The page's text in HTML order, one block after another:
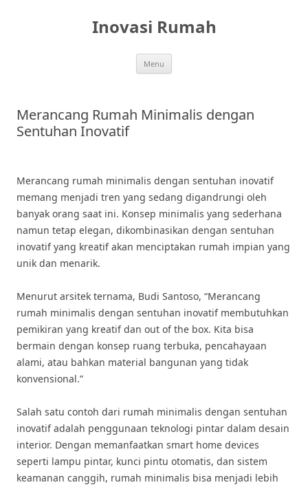
Inovasi Rumah
Menu
Merancang Rumah Minimalis dengan
Sentuhan Inovatif
Merancang rumah minimalis dengan sentuhan inovatif
memang menjadi tren yang sedang digandrungi oleh
banyak orang saat ini. Konsep minimalis yang sederhana
namun tetap elegan, dikombinasikan dengan sentuhan
inovatif yang kreatif akan menciptakan rumah impian yang
unik dan menarik.
Menurut arsitek ternama, Budi Santoso, “Merancang
rumah minimalis dengan sentuhan inovatif membutuhkan
pemikiran yang kreatif dan out of the box. Kita bisa
bermain dengan konsep ruang terbuka, pencahayaan
alami, atau bahkan material bangunan yang tidak
konvensional.”
Salah satu contoh dari rumah minimalis dengan sentuhan
inovatif adalah penggunaan teknologi pintar dalam desain
interior. Dengan memanfaatkan smart home devices
seperti lampu pintar, kunci pintu otomatis, dan sistem
keamanan canggih, rumah minimalis bisa menjadi lebih